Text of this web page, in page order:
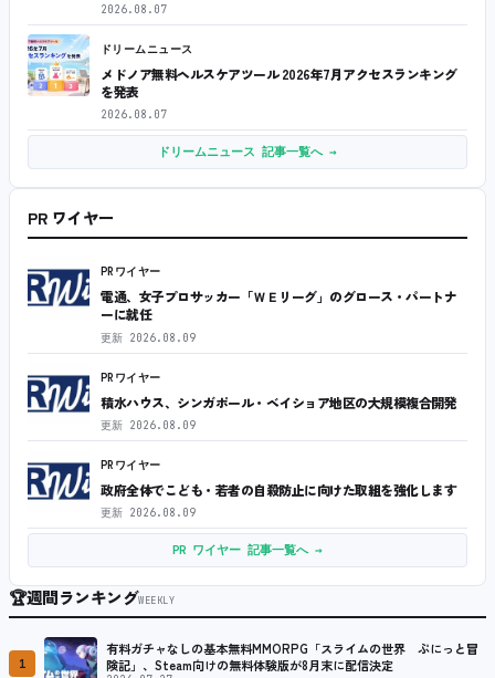
2026.08.07
ドリームニュース
メドノア無料ヘルスケアツール 2026年7月アクセスランキング
を発表
2026.08.07
ドリームニュース 記事一覧へ →
PR ワイヤー
PRワイヤー
電通、女子プロサッカー「ＷＥリーグ」のグロース・パートナ
ーに就任
更新 2026.08.09
PRワイヤー
積水ハウス、シンガポール・ベイショア地区の大規模複合開発
更新 2026.08.09
PRワイヤー
政府全体でこども・若者の自殺防止に向けた取組を強化します
更新 2026.08.09
PR ワイヤー 記事一覧へ →
🏆週間ランキングWEEKLY
1
有料ガチャなしの基本無料MMORPG「スライムの世界 ぷにっと冒
険記」、Steam向けの無料体験版が8月末に配信決定